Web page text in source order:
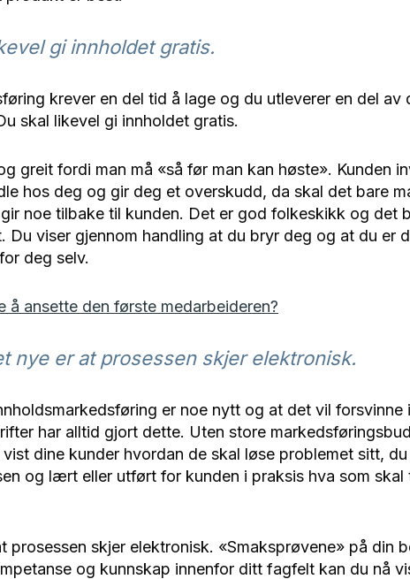
gi innholdet gratis.
krever en del tid å lage og du utleverer en del av
skal likevel gi innholdet gratis.
greit fordi man må «så før man kan høste». Kunden
hos deg og gir deg et overskudd, da skal det bare
noe tilbake til kunden. Det er god folkeskikk og det
Du viser gjennom handling at du bryr deg og at du er
deg selv.
å ansette den første medarbeideren?
nye er at prosessen skjer elektronisk.
er noe nytt og at det vil forsvinne
har alltid gjort dette. Uten store
dine kunder hvordan de skal løse problemet sitt,
og lært eller utført for kunden i praksis hva som
prosessen skjer elektronisk. «Smaksprøvene» på din
og kunnskap innenfor ditt fagfelt kan du nå